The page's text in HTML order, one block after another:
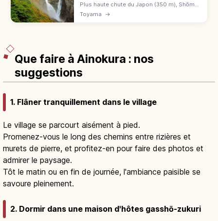
Plus haute chute du Japon (350 m), Shōmyō
(Tateyama, Toyama), site et monument
naturel. Cascade Hannoki au printemps et
Toyama →
Que faire à Ainokura : nos
suggestions
1. Flâner tranquillement dans le village
Le village se parcourt aisément à pied.
Promenez-vous le long des chemins entre rizières et
murets de pierre, et profitez-en pour faire des photos et
admirer le paysage.
Tôt le matin ou en fin de journée, l'ambiance paisible se
savoure pleinement.
2. Dormir dans une maison d'hôtes gasshō-zukuri